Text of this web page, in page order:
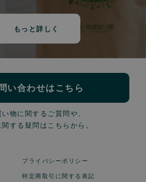
もっと詳しく
い合わせはこちら
い物に関するご質問や、
する疑問はこちらから。
プライバシーポリシー
特定商取引に関する表記